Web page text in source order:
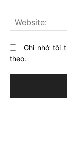
viết
này?
Ghi nhớ tôi
theo.